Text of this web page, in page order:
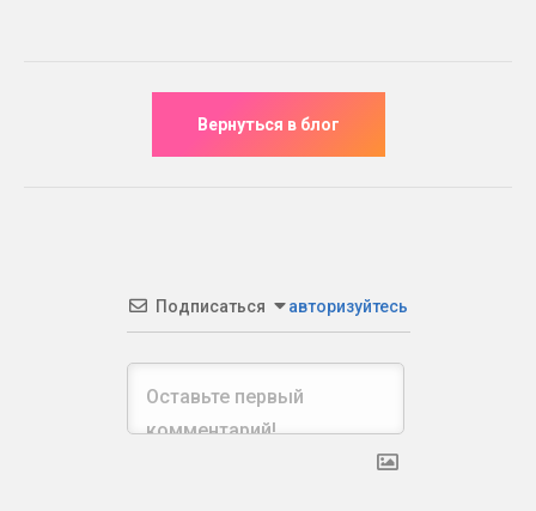
Подписаться авторизуйтесь